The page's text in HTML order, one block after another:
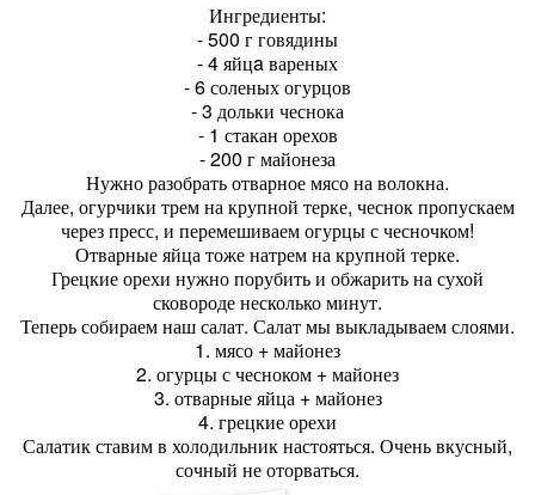
Ингредиенты:
- 500 г говядины
- 4 яйцa вареных
- 6 соленых огурцов
- 3 дольки чеснока
- 1 стакан орехов
- 200 г майонеза
Нужно разобрать отварное мясо на волокна.
Далее, огурчики трем на крупной терке, чеснок пропускаем
через пресс, и перемешиваем огурцы с чесночком!
Отварные яйца тоже натрем на крупной терке.
Грецкие орехи нужно порубить и обжарить на сухой
сковороде несколько минут.
Теперь собираем наш салат. Салат мы выкладываем слоями.
1. мясо + майонез
2. огурцы с чесноком + майонез
3. отварные яйца + майонез
4. грецкие орехи
Салатик ставим в холодильник настояться. Очень вкусный,
сочный не оторваться.